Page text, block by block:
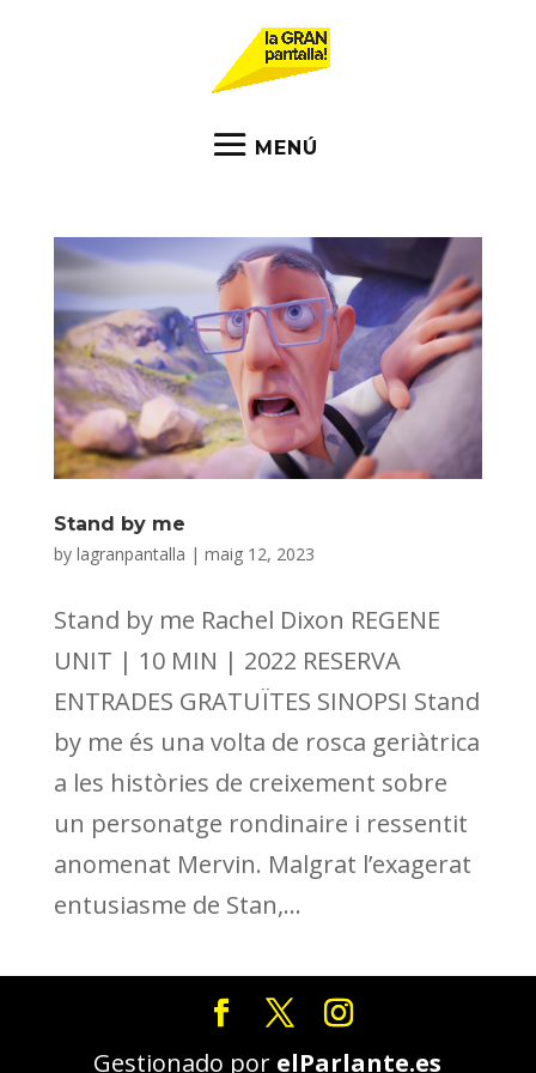
Stand by me
by lagranpantalla | maig 12, 2023
Stand by me Rachel Dixon REGENE
UNIT | 10 MIN | 2022 RESERVA
ENTRADES GRATUÏTES SINOPSI Stand
by me és una volta de rosca geriàtrica
a les històries de creixement sobre
un personatge rondinaire i ressentit
anomenat Mervin. Malgrat l’exagerat
entusiasme de Stan,...
Gestionado por elParlante.es